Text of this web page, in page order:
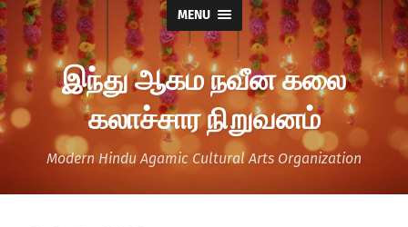
MENU
இந்து ஆகம நவீன கலை
கலாச்சார நிறுவனம்
Modern Hindu Agamic Cultural Arts Organization